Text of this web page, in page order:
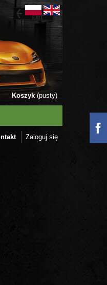
Koszyk (pusty)
Zaloguj się